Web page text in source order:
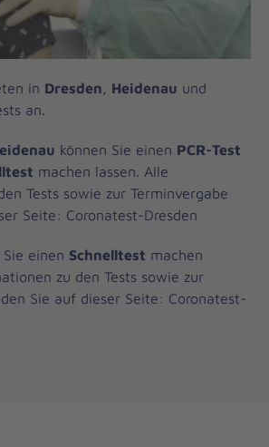
in Dresden Heidenau und
an.
können Sie einen PCR-Test
machen lassen. Alle
Tests sowie zur Terminvergabe
Seite: Coronatest-Dresden
Sie einen Schnelltest machen
zu den Tests sowie zur
Sie auf dieser Seite: Coronatest-